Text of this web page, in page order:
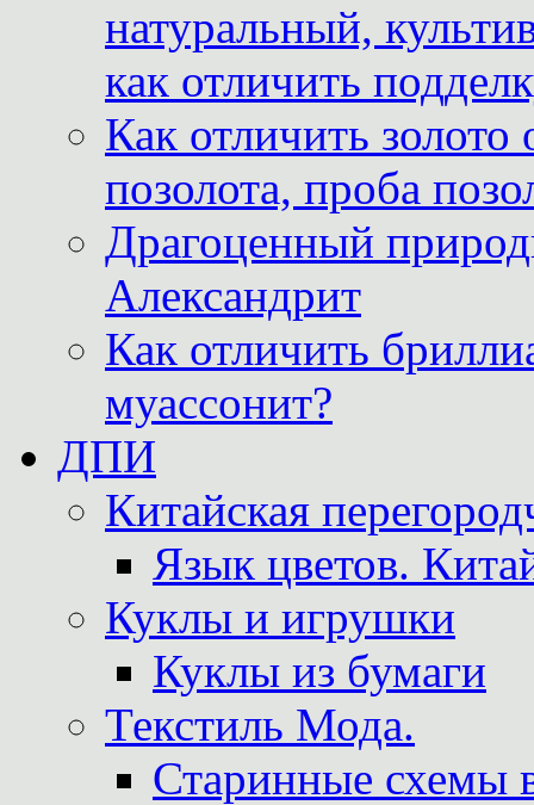
натуральный,
как отличить
Как отличить
позолота, проба
Драгоценный
Александрит
Как отличить
муассонит?
ДПИ
Китайская
Язык цветов.
Куклы и игрушки
Куклы из бумаги
Текстиль Мода.
Старинные схемы